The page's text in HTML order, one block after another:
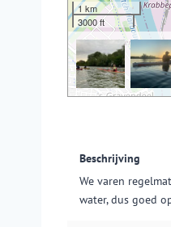
1 km
3000 ft
Beschrijving
We varen
water, dus goed